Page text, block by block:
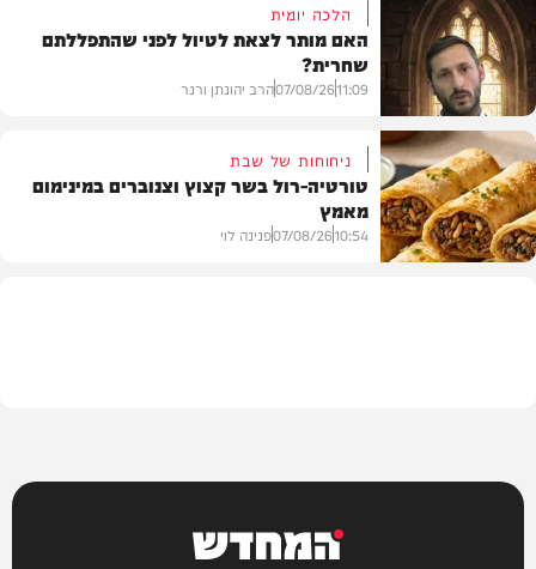
בית המדרש
הלכה
הלכה יומית
האם מותר לצאת לטיול לפני שהתפללתם
שחרית?
11:09
07/08/26הרב יהונתן ורנר
ניחוחות של שבת
טורטיה-רול בשר קצוץ וצנוברים במינימום
מאמץ
10:54
07/08/26פנינה לוי
המחדש